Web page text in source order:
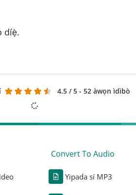
díẹ̀.
4.5 / 5 - 52 àwọn ìdìbò
Convert To Audio
Yipada sí MP3